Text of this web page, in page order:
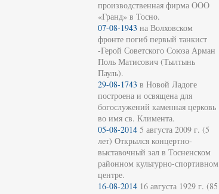
производственная фирма ООО
«Гранд» в Тосно.
07-08-1943 на Волховском
фронте погиб первый танкист
-Герой Советского Союза Арман
Поль Матисович (Тылтынь
Пауль).
29-08-1743 в Новой Ладоге
построена и освящена для
богослужений каменная церковь
во имя св. Климента.
05-08-2014 5 августа 2009 г. (5
лет) Открылся концертно-
выставочный зал в Тосненском
районном культурно-спортивном
центре.
16-08-2014 16 августа 1929 г. (85